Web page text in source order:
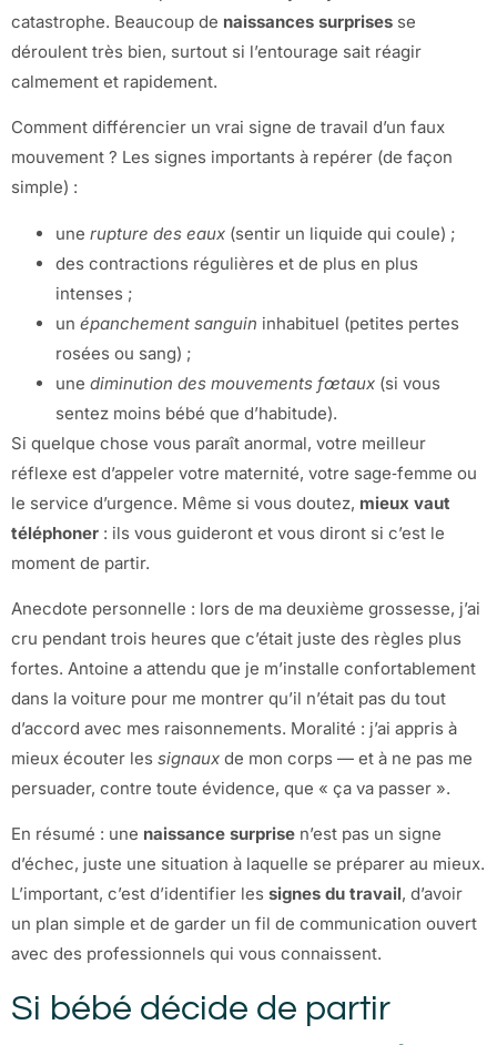
catastrophe. Beaucoup de naissances surprises se
déroulent très bien, surtout si l’entourage sait réagir
calmement et rapidement.
Comment différencier un vrai signe de travail d’un faux
mouvement ? Les signes importants à repérer (de façon
simple) :
une rupture des eaux (sentir un liquide qui coule) ;
des contractions régulières et de plus en plus
intenses ;
un épanchement sanguin inhabituel (petites pertes
rosées ou sang) ;
une diminution des mouvements fœtaux (si vous
sentez moins bébé que d’habitude).
Si quelque chose vous paraît anormal, votre meilleur
réflexe est d’appeler votre maternité, votre sage‑femme ou
le service d’urgence. Même si vous doutez, mieux vaut
téléphoner : ils vous guideront et vous diront si c’est le
moment de partir.
Anecdote personnelle : lors de ma deuxième grossesse, j’ai
cru pendant trois heures que c’était juste des règles plus
fortes. Antoine a attendu que je m’installe confortablement
dans la voiture pour me montrer qu’il n’était pas du tout
d’accord avec mes raisonnements. Moralité : j’ai appris à
mieux écouter les signaux de mon corps — et à ne pas me
persuader, contre toute évidence, que « ça va passer ».
En résumé : une naissance surprise n’est pas un signe
d’échec, juste une situation à laquelle se préparer au mieux.
L’important, c’est d’identifier les signes du travail, d’avoir
un plan simple et de garder un fil de communication ouvert
avec des professionnels qui vous connaissent.
Si bébé décide de partir